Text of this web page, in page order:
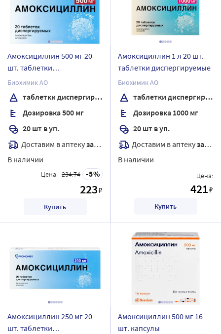
Амоксициллин 500 мг 20
шт. таблетки
диспергируемые
Биохимик АО
таблетки диспергируемые
Дозировка 500 мг
20 шт в уп.
Доставим в аптекузавтра
В наличии
Цена: 234.74 5
223₽
Купить
Амоксициллин 1 л 20 шт.
таблетки диспергируемые
Биохимик АО
таблетки диспергируемые
Дозировка 1000 мг
20 шт в уп.
Доставим в аптекузавтра
В наличии
Цена:
421₽
Купить
Амоксициллин 250 мг 20
шт. таблетки
Амоксициллин 500 мг 16
шт. капсулы